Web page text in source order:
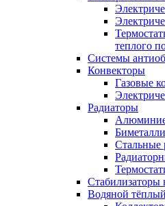
теплого
Системы
Конвекторы
Газовые
Радиаторы
Стальные
Стабилизаторы
Водяной